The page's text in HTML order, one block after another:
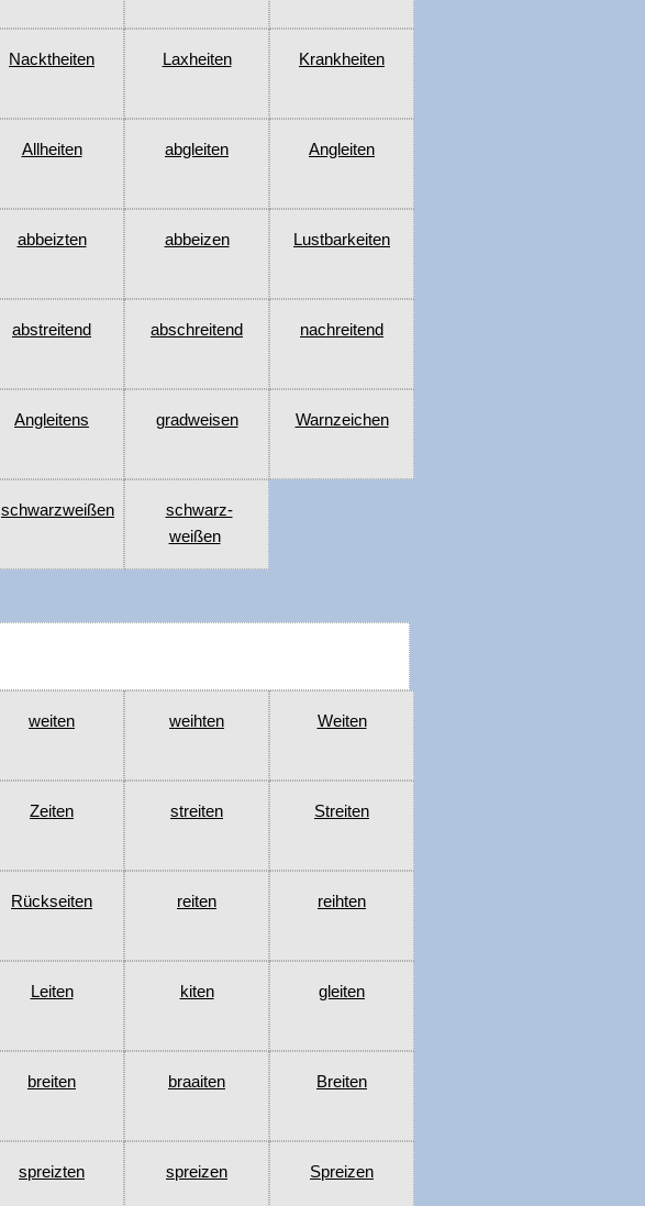
Nacktheiten Laxheiten Krankheiten
Allheiten abgleiten Angleiten
abbeizten abbeizen Lustbarkeiten
abstreitend abschreitend nachreitend
Angleitens gradweisen Warnzeichen
schwarzweißen
schwarz-
weißen
weiten weihten Weiten
Zeiten streiten Streiten
Rückseiten reiten reihten
Leiten kiten gleiten
breiten braaiten Breiten
spreizten spreizen Spreizen